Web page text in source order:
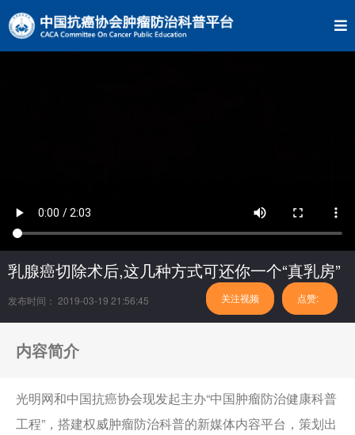
乳腺癌切除术后,这几种方式可还你一个“真乳房”
发布时间： 2019-03-19 21:56:45 点赞:
关注视频
内容简介
光明网和中国抗癌协会现发起主办“中国肿瘤防治健康科普
工程”，搭建权威肿瘤防治科普的新媒体内容平台，策划出